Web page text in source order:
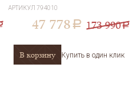
АРТИКУЛ 794010
47 778 a 173 990a
В корзину Купить в один клик